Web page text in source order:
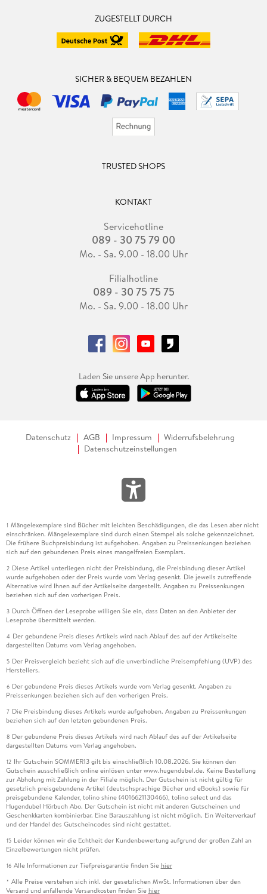
ZUGESTELLT DURCH
SICHER & BEQUEM BEZAHLEN
TRUSTED SHOPS
KONTAKT
Servicehotline
089 - 30 75 79 00
Mo. - Sa. 9.00 - 18.00 Uhr
Filialhotline
089 - 30 75 75 75
Mo. - Sa. 9.00 - 18.00 Uhr
Laden Sie unsere App herunter.
Datenschutz AGB Impressum
Widerrufsbelehrung
Datenschutzeinstellungen
1 Mängelexemplare sind Bücher mit leichten Beschädigungen, die das Lesen aber nicht
einschränken. Mängelexemplare sind durch einen Stempel als solche gekennzeichnet.
Die frühere Buchpreisbindung ist aufgehoben. Angaben zu Preissenkungen beziehen
sich auf den gebundenen Preis eines mangelfreien Exemplars.
2 Diese Artikel unterliegen nicht der Preisbindung, die Preisbindung dieser Artikel
wurde aufgehoben oder der Preis wurde vom Verlag gesenkt. Die jeweils zutreffende
Alternative wird Ihnen auf der Artikelseite dargestellt. Angaben zu Preissenkungen
beziehen sich auf den vorherigen Preis.
3 Durch Öffnen der Leseprobe willigen Sie ein, dass Daten an den Anbieter der
Leseprobe übermittelt werden.
4 Der gebundene Preis dieses Artikels wird nach Ablauf des auf der Artikelseite
dargestellten Datums vom Verlag angehoben.
5 Der Preisvergleich bezieht sich auf die unverbindliche Preisempfehlung (UVP) des
Herstellers.
6 Der gebundene Preis dieses Artikels wurde vom Verlag gesenkt. Angaben zu
Preissenkungen beziehen sich auf den vorherigen Preis.
7 Die Preisbindung dieses Artikels wurde aufgehoben. Angaben zu Preissenkungen
beziehen sich auf den letzten gebundenen Preis.
8 Der gebundene Preis dieses Artikels wird nach Ablauf des auf der Artikelseite
dargestellten Datums vom Verlag angehoben.
12 Ihr Gutschein SOMMER13 gilt bis einschließlich 10.08.2026. Sie können den
Gutschein ausschließlich online einlösen unter www.hugendubel.de. Keine Bestellung
zur Abholung mit Zahlung in der Filiale möglich. Der Gutschein ist nicht gültig für
gesetzlich preisgebundene Artikel (deutschsprachige Bücher und eBooks) sowie für
preisgebundene Kalender, tolino shine (4016621130466), tolino select und das
Hugendubel Hörbuch Abo. Der Gutschein ist nicht mit anderen Gutscheinen und
Geschenkkarten kombinierbar. Eine Barauszahlung ist nicht möglich. Ein Weiterverkauf
und der Handel des Gutscheincodes sind nicht gestattet.
15 Leider können wir die Echtheit der Kundenbewertung aufgrund der großen Zahl an
Einzelbewertungen nicht prüfen.
16 Alle Informationen zur Tiefpreisgarantie finden Sie hier
* Alle Preise verstehen sich inkl. der gesetzlichen MwSt. Informationen über den
Versand und anfallende Versandkosten finden Sie hier